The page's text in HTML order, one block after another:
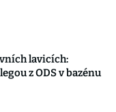
lavicích:
z ODS v bazénu